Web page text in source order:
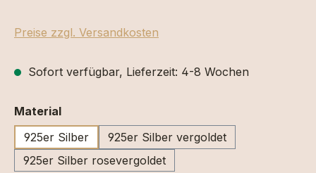
Preise zzgl. Versandkosten
Sofort verfügbar, Lieferzeit: 4-8 Wochen
Materialauswählen
925er Silber
925er Silber vergoldet
925er Silber rosevergoldet